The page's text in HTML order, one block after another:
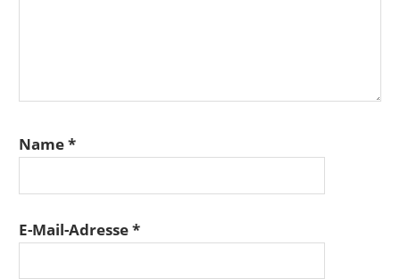
Name*
E-Mail-Adresse*